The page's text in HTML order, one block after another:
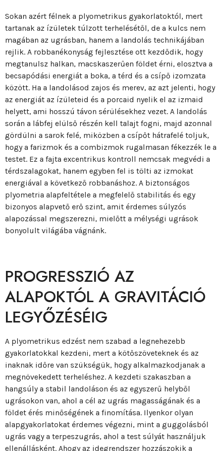
Sokan azért félnek a plyometrikus gyakorlatoktól, mert
tartanak az ízületek túlzott terhelésétől, de a kulcs nem
magában az ugrásban, hanem a landolás technikájában
rejlik. A robbanékonyság fejlesztése ott kezdődik, hogy
megtanulsz halkan, macskaszerűen földet érni, elosztva a
becsapódási energiát a boka, a térd és a csípő izomzata
között. Ha a landolásod zajos és merev, az azt jelenti, hogy
az energiát az ízületeid és a porcaid nyelik el az izmaid
helyett, ami hosszú távon sérülésekhez vezet. A landolás
során a lábfej elülső részén kell talajt fogni, majd azonnal
gördülni a sarok felé, miközben a csípőt hátrafelé toljuk,
hogy a farizmok és a combizmok rugalmasan fékezzék le a
testet. Ez a fajta excentrikus kontroll nemcsak megvédi a
térdszalagokat, hanem egyben fel is tölti az izmokat
energiával a következő robbanáshoz. A biztonságos
plyometria alapfeltétele a megfelelő stabilitás és egy
bizonyos alapvető erő szint, amit érdemes súlyzós
alapozással megszerezni, mielőtt a mélységi ugrások
bonyolult világába vágnánk.
PROGRESSZIÓ AZ
ALAPOKTÓL A GRAVITÁCIÓ
LEGYŐZÉSÉIG
A plyometrikus edzést nem szabad a legnehezebb
gyakorlatokkal kezdeni, mert a kötőszöveteknek és az
inaknak időre van szükségük, hogy alkalmazkodjanak a
megnövekedett terheléshez. A kezdeti szakaszban a
hangsúly a stabil landoláson és az egyszerű helyből
ugrásokon van, ahol a cél az ugrás magasságának és a
földet érés minőségének a finomítása. Ilyenkor olyan
alapgyakorlatokat érdemes végezni, mint a guggolásból
ugrás vagy a terpeszugrás, ahol a test súlyát használjuk
ellenállásként. Ahogy az idegrendszer hozzászokik a